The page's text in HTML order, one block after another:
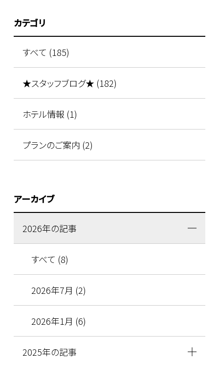
カテゴリ
すべて (185)
★スタッフブログ★ (182)
ホテル情報 (1)
プランのご案内 (2)
アーカイブ
2026年の記事
すべて (8)
2026年7月 (2)
2026年1月 (6)
2025年の記事